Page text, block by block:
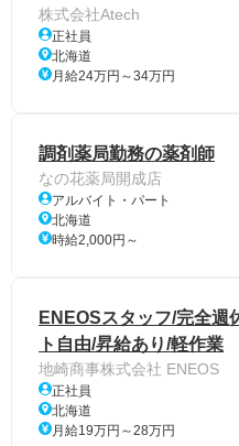
株式会社Atech
正社員
北海道
月給24万円～34万円
調剤薬局勤務の薬剤師
なの花薬局開成店
アルバイト・パート
北海道
時給2,000円～
ENEOSスタッフ/完全週
ト自由/昇給あり/軽作業
地崎商事株式会社 ENEOS
正社員
北海道
月給19万円～28万円